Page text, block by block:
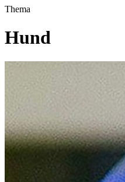
Thema
Hund